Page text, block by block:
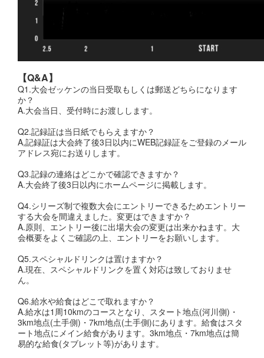
【Q&A】
Q1.大会ゼッケンの当日受取もしくは郵送どちらになります
か？
A.大会当日、受付時にお渡しします。
Q2.記録証は当日紙でもらえますか？
A,記録証は大会終了後3日以内にWEB記録証をご登録のメール
アドレス宛にお送りします。
Q3.記録の連絡はどこかで確認できますか？
A.大会終了後3日以内にホームページに掲載します。
Q4.シリーズ制で複数大会にエントリーできるためエントリー
する大会を間違えました。変更はできますか？
A.原則、エントリー後に出場大会の変更は出来かねます。大
会概要をよくご確認の上、エントリーをお願いします。
Q5.スペシャルドリンクは置けますか？
A.現在、スペシャルドリンクを置く対応は致しておりませ
ん。
Q6.給水や給食はどこで取れますか？
A.給水は1周10kmのコースとなり、スタート地点(河川側)・
3km地点(土手側)・7km地点(土手側)にあります。給食はスタ
ート地点にメイン給食があります。3km地点・7km地点は簡
易的な給食(タブレット等)があります。